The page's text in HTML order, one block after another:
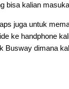
bisa kalian
juga untuk
ke handphone
Busway dimana